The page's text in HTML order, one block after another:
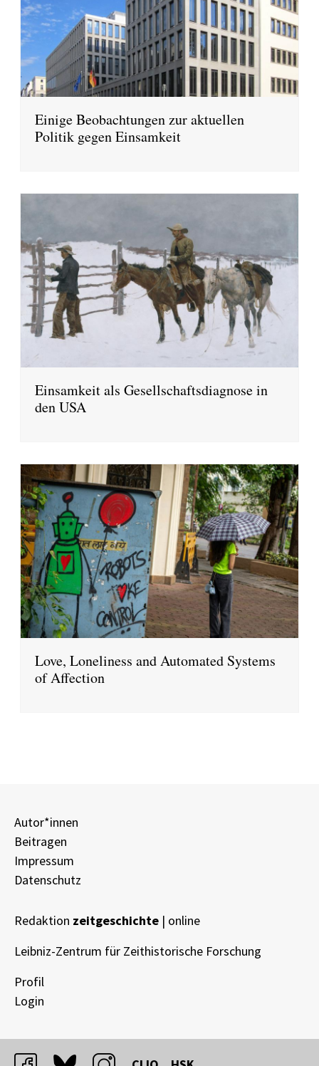
Einige Beobachtungen zur aktuellen
Politik gegen Einsamkeit
Einsamkeit als Gesellschaftsdiagnose in
den USA
Love, Loneliness and Automated Systems
of Affection
Autor*innen
Beitragen
Impressum
Datenschutz
Redaktion zeitgeschichte | online
Leibniz-Zentrum für Zeithistorische Forschung
Profil
Login